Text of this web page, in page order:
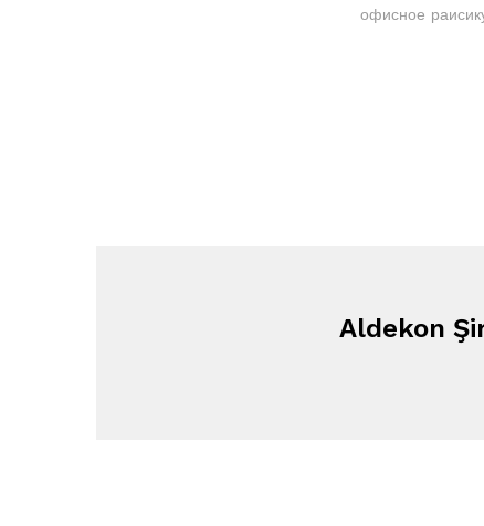
офисное
Aldekon